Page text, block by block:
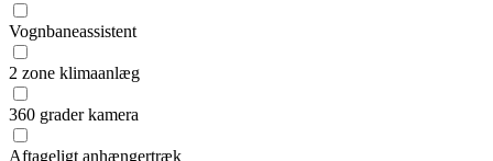
Vognbaneassistent
2 zone klimaanlæg
360 grader kamera
Aftageligt anhængertræk